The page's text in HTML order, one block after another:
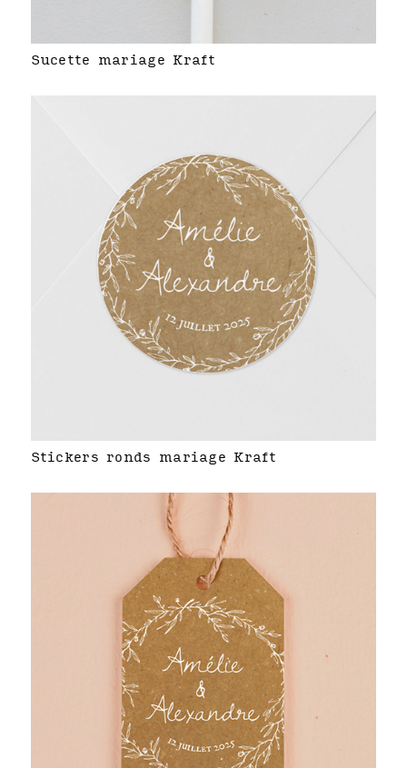
Sucette mariage Kraft
Stickers ronds mariage Kraft